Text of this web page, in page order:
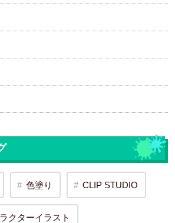
色塗り CLIP STUDIO
クターイラスト